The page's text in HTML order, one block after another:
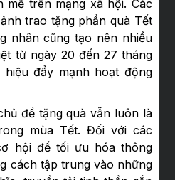
mẽ trên mạng xã hội. Các
trao tặng phần quà Tết
nhân cũng tạo nên nhiều
từ ngày 20 đến 27 tháng
đẩy mạnh hoạt động
đề tặng quà vẫn luôn là
mùa Tết. Đối với các
hội để tối ưu hóa thông
cách tập trung vào những